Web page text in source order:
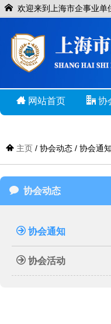
欢迎来到上海市企事业
网站首页 协
主页 / 协会动态 / 协会通
协会动态
协会通知
协会活动